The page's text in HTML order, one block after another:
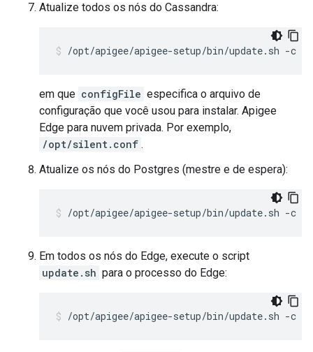
Atualize todos os nós do Cassandra:
/opt/apigee/apigee-setup/bin/update.sh -c
em que configFile especifica o arquivo de
configuração que você usou para instalar. Apigee
Edge para nuvem privada. Por exemplo,
/opt/silent.conf .
Atualize os nós do Postgres (mestre e de espera):
/opt/apigee/apigee-setup/bin/update.sh -
Em todos os nós do Edge, execute o script
update.sh para o processo do Edge:
/opt/apigee/apigee-setup/bin/update.sh -c